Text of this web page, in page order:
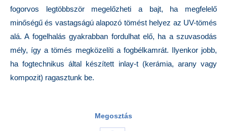
fogorvos legtöbbször megelőzheti a bajt, ha megfelelő
minőségű és vastagságú alapozó tömést helyez az UV-tömés
alá. A fogelhalás gyakrabban fordulhat elő, ha a szuvasodás
mély, így a tömés megközelíti a fogbélkamrát. Ilyenkor jobb,
ha fogtechnikus által készített inlay-t (kerámia, arany vagy
kompozit) ragasztunk be.
Megosztás